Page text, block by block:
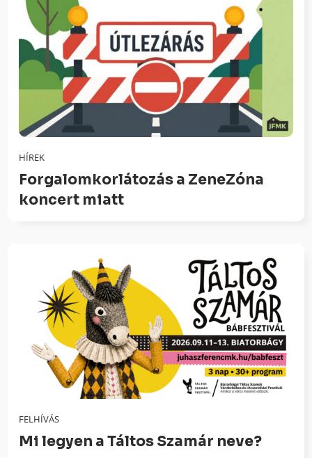
HÍREK
Forgalomkorlátozás a ZeneZóna
koncert miatt
FELHÍVÁS
Mi legyen a Táltos Szamár neve?